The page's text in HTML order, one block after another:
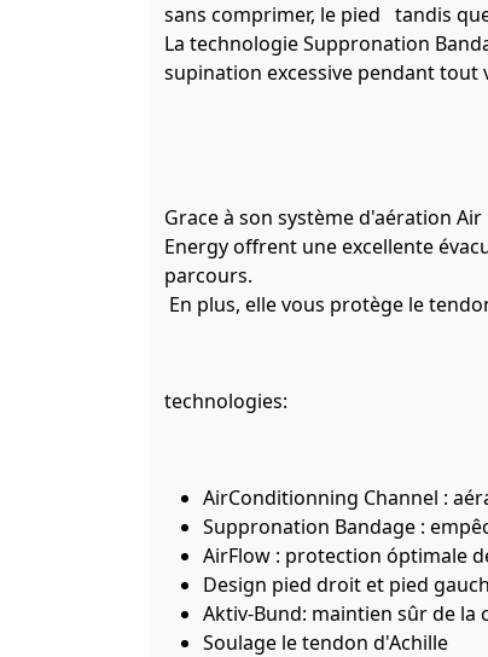
sans comprimer, le pied tandis
La technologie Suppronation
supination excessive pendant
Grace à son système d'aération
Energy offrent une excellente
parcours.
En plus, elle vous protège le
technologies:
AirConditionning Channel :
Suppronation Bandage :
AirFlow : protection óptimale
Design pied droit et pied
Aktiv-Bund: maintien sûr de la
Soulage le tendon d'Achille